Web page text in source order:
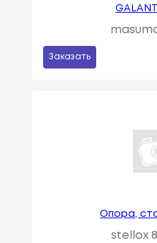
Заказать
Опора,
stellox